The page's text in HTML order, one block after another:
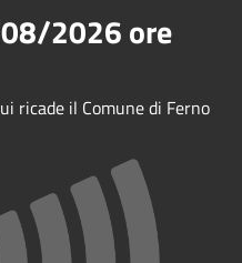
2026ore
ricade il Comune di Ferno